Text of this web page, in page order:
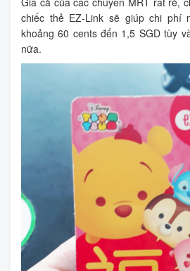
chiếc thẻ EZ-Link sẽ giúp chi phí
khoảng 60 cents đến 1,5 SGD tùy
nữa.